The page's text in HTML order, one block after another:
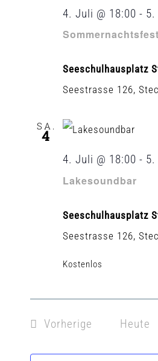
4. Juli @ 18:00 - 5.
Seeschulhausplatz
Seestrasse 126,
SA.
4
Lakesoundbar
4. Juli @ 18:00 - 5.
Seeschulhausplatz
Seestrasse 126,
Kostenlos
Vorherige Heute